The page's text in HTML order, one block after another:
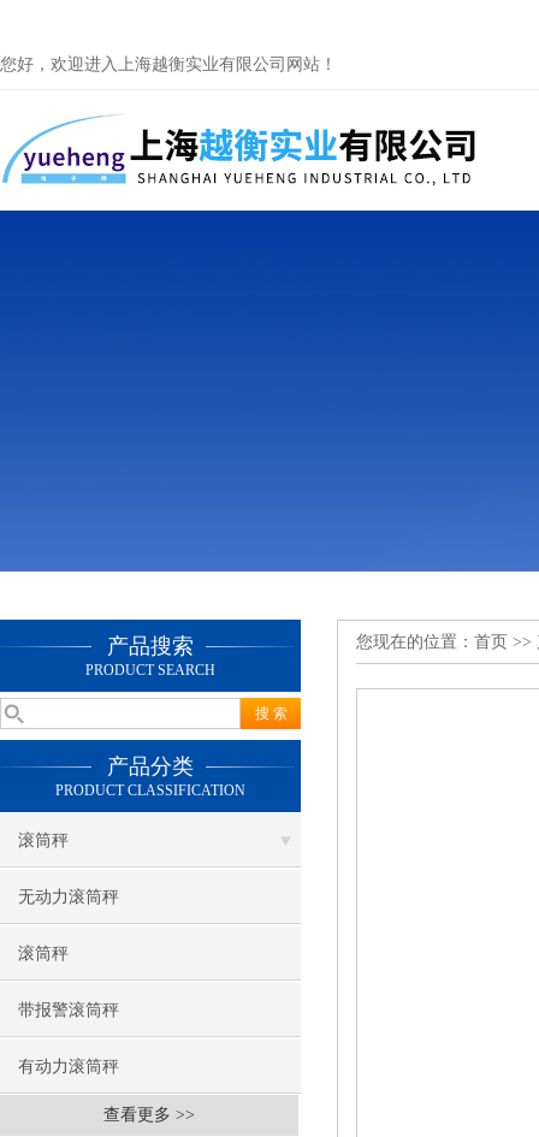
您好，欢迎进入上海越衡实业有限公司网站！
产品搜索
PRODUCT SEARCH
产品分类
PRODUCT CLASSIFICATION
滚筒秤
无动力滚筒秤
滚筒秤
带报警滚筒秤
有动力滚筒秤
查看更多 >>
您现在的位置： 首页 >>